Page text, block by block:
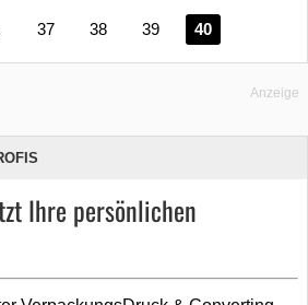
37 38 39 40
Anzeige
Ihre persönlichen